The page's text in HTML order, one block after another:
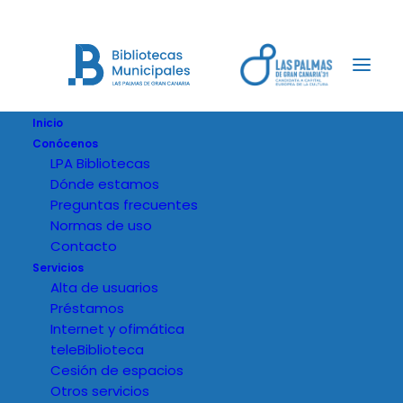
Inicio
Conócenos
LPA Bibliotecas
Dónde estamos
Preguntas frecuentes
Normas de uso
Contacto
Servicios
Alta de usuarios
Préstamos
Internet y ofimática
teleBiblioteca
Cesión de espacios
Otros servicios